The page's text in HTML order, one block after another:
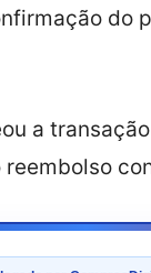
do
a